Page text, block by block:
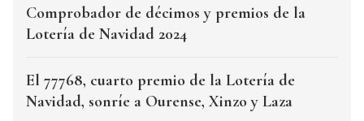
Comprobador de décimos y premios de la
Lotería de Navidad 2024
El 77768, cuarto premio de la Lotería de
Navidad, sonríe a Ourense, Xinzo y Laza